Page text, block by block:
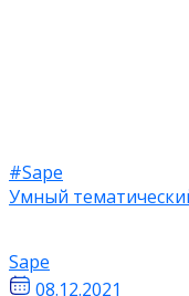
#Sape
Умный
Sape
08.12.2021